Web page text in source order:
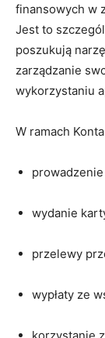
finansowych w
Jest to
poszukują
zarządzanie
wykorzystaniu
W ramach
wydanie
przelewy
wypłaty ze